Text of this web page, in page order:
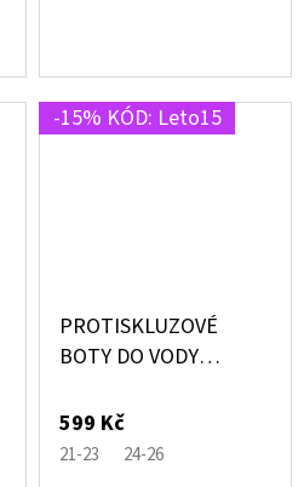
-15% KÓD: Leto15
PROTISKLUZOVÉ
BOTY DO VODY
PLAMEŇÁKEM –
SLIPSTOP®
599 Kč
21-23 24-26